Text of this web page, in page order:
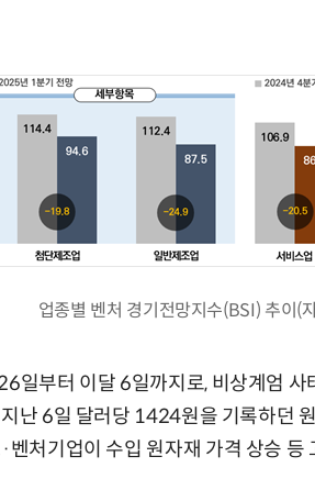
업종별 벤처 경기전망지수(BSI) 추이(
일부터 이달 6일까지로, 비상계엄 사
난 6일 달러당 1424원을 기록하던
벤처기업이 수입 원자재 가격 상승